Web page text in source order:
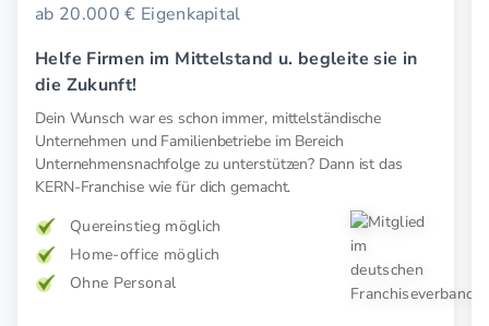
ab 20.000 € Eigenkapital
Helfe Firmen im Mittelstand u. begleite sie in
die Zukunft!
Dein Wunsch war es schon immer, mittelständische
Unternehmen und Familienbetriebe im Bereich
Unternehmensnachfolge zu unterstützen? Dann ist das
KERN-Franchise wie für dich gemacht.
Quereinstieg möglich
Home-office möglich
Ohne Personal